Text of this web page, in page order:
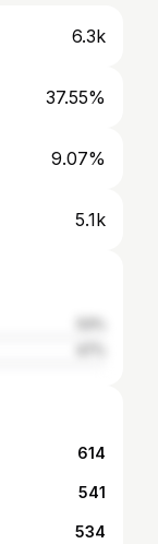
6.3k
37.55%
9.07%
5.1k
614
541
534